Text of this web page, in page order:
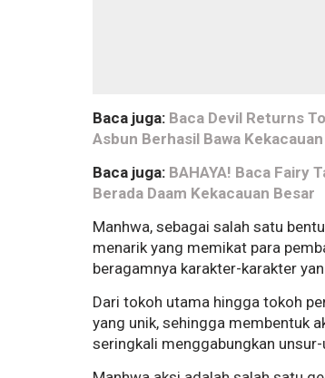
Baca juga: Baca Devil Returns
Asbun Berhasil Bawa
Baca juga: BAHAYA! Baca Fairy
Berada Daam Kekacauan Besar
Manhwa, sebagai salah satu
menarik yang memikat para
beragamnya karakter-karakter
Dari tokoh utama hingga tokoh
yang unik, sehingga membentuk
seringkali menggabungkan